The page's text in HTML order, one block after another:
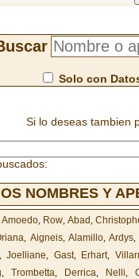
Solo con
Si lo deseas tambien
NOMBRES Y
Amoedo, Row,Abad,
, Aigneis, Alamillo,Ardys,
Joelliane, Gast, Erhart,
, Trombetta, Derrica, Nelli,